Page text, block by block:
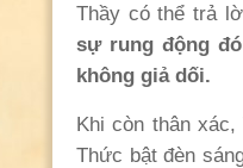
Thầy có thể trả
sự rung động
không giả dối.
Khi còn thân
Thức bật đèn